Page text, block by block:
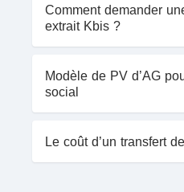
Comment demander
extrait Kbis ?
Modèle de PV d’AG
social
Le coût d’un transfert